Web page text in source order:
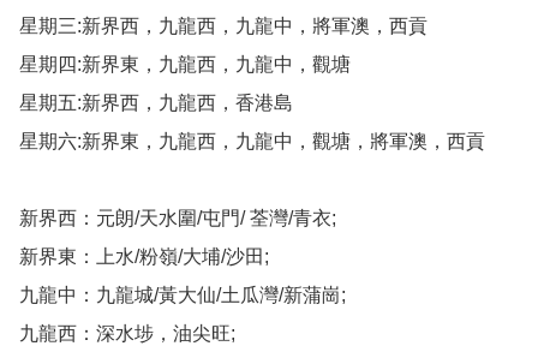
星期三:新界西，九龍西，九龍中，將軍澳，西貢
星期四:新界東，九龍西，九龍中，觀塘
星期五:新界西，九龍西，香港島
星期六:新界東，九龍西，九龍中，觀塘，將軍澳，西貢
新界西：元朗/天水圍/屯門/ 荃灣/青衣;
新界東：上水/粉嶺/大埔/沙田;
九龍中：九龍城/黃大仙/土瓜灣/新蒲崗;
九龍西：深水埗，油尖旺;